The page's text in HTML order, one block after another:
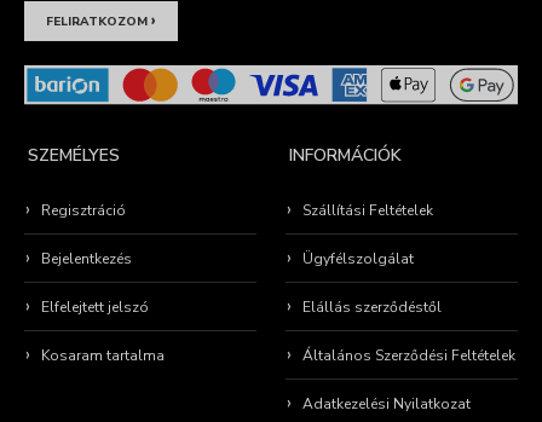
FELIRATKOZOM ›
SZEMÉLYES
Regisztráció
Bejelentkezés
Elfelejtett jelszó
Kosaram tartalma
INFORMÁCIÓK
Szállítási Feltételek
Ügyfélszolgálat
Elállás szerződéstől
Általános Szerződési Feltételek
Adatkezelési Nyilatkozat